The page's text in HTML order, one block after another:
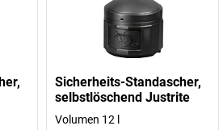
Sicherheits-Standascher,
selbstlöschend Justrite
Volumen 12 l